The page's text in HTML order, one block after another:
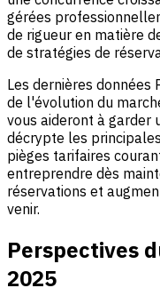
gérées
de rigueur en matière
de stratégies de
Les dernières données
de l'évolution du
vous aideront à garder
décrypte les
pièges tarifaires
entreprendre dès
réservations et
venir.
Perspectives
2025